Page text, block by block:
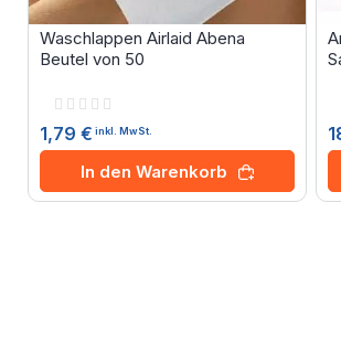
Waschlappen Airlaid Abena
Beutel von 50
Rating:
1,79 € inkl. MwSt.
In den Warenkorb